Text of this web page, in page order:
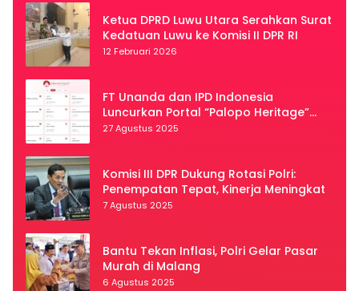
Ketua DPRD Luwu Utara Serahkan Surat
Kedatuan Luwu ke Komisi II DPR RI
12 Februari 2026
FT Unanda dan IPD Indonesia
Luncurkan Portal “Palopo Heritage”
Secara Virtual
27 Agustus 2025
Komisi III DPR Dukung Rotasi Polri:
Penempatan Tepat, Kinerja Meningkat
7 Agustus 2025
Bantu Tekan Inflasi, Polri Gelar Pasar
Murah di Malang
6 Agustus 2025